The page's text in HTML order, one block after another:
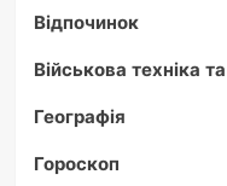
Відпочинок
Військова техніка
Географія
Гороскоп